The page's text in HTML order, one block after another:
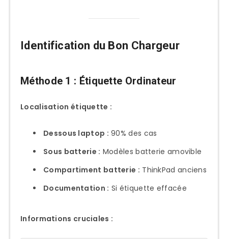
Identification du Bon Chargeur
Méthode 1 : Étiquette Ordinateur
Localisation étiquette :
Dessous laptop : 90% des cas
Sous batterie : Modèles batterie amovible
Compartiment batterie : ThinkPad anciens
Documentation : Si étiquette effacée
Informations cruciales :